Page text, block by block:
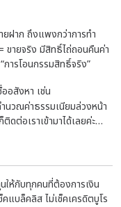
ยฝาก ถึงแพงกว่าการทำ
ขายจริง มีสิทธิ์ไถ่ถอนคืนค่า
การโอนกรรมสิทธิ์จริง”
อสังหา เช่น
นวณค่าธรรมเนียมล่วงหน้า
ดต่อเราเข้ามาได้เลยค่ะ…
ห้กับทุกคนที่ต้องการเงิน
แบล็คลิส ไม่เช็คเครดิตบูโร